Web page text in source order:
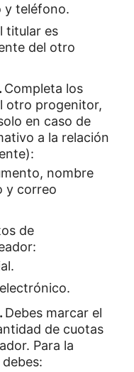
y teléfono.
titular es
del otro
Completa los
otro progenitor,
en caso de
a la relación
nombre
y correo
de
Debes marcar el
de cuotas
Para la